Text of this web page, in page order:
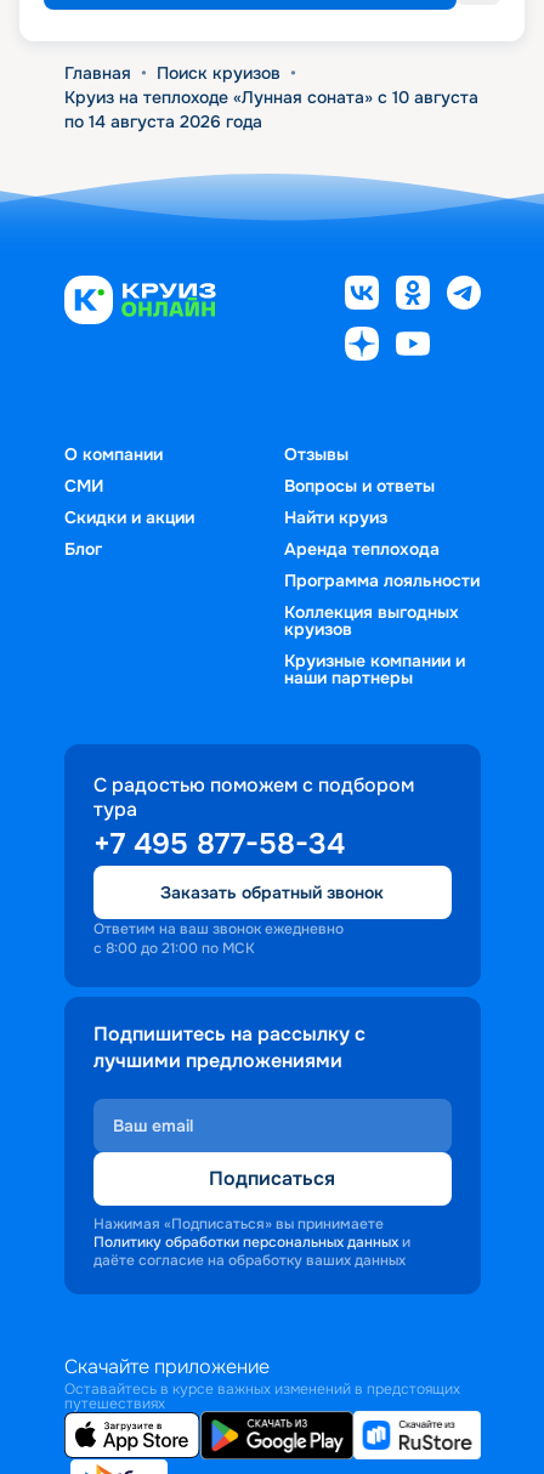
Главная • Поиск круизов •
Круиз на теплоходе «Лунная соната» с 10 августа
по 14 августа 2026 года
О компании
СМИ
Скидки и акции
Блог
Отзывы
Вопросы и ответы
Найти круиз
Аренда теплохода
Программа лояльности
Коллекция выгодных
круизов
Круизные компании и
наши партнеры
С радостью поможем с подбором
тура
+7 495 877-58-34
Заказать обратный звонок
Ответим на ваш звонок ежедневно
с 8:00 до 21:00 по МСК
Подпишитесь на рассылку с
лучшими предложениями
Подписаться
Нажимая «Подписаться» вы принимаете
Политику обработки персональных данных и
даёте согласие на обработку ваших данных
Скачайте приложение
Оставайтесь в курсе важных изменений в предстоящих
путешествиях